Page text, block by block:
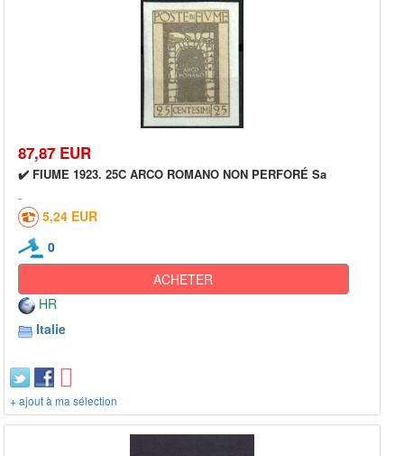
87,87 EUR
✔️ FIUME 1923. 25C ARCO ROMANO NON PERFORÉ Sa
5,24 EUR
0
ACHETER
HR
Italie
+ ajout à ma sélection